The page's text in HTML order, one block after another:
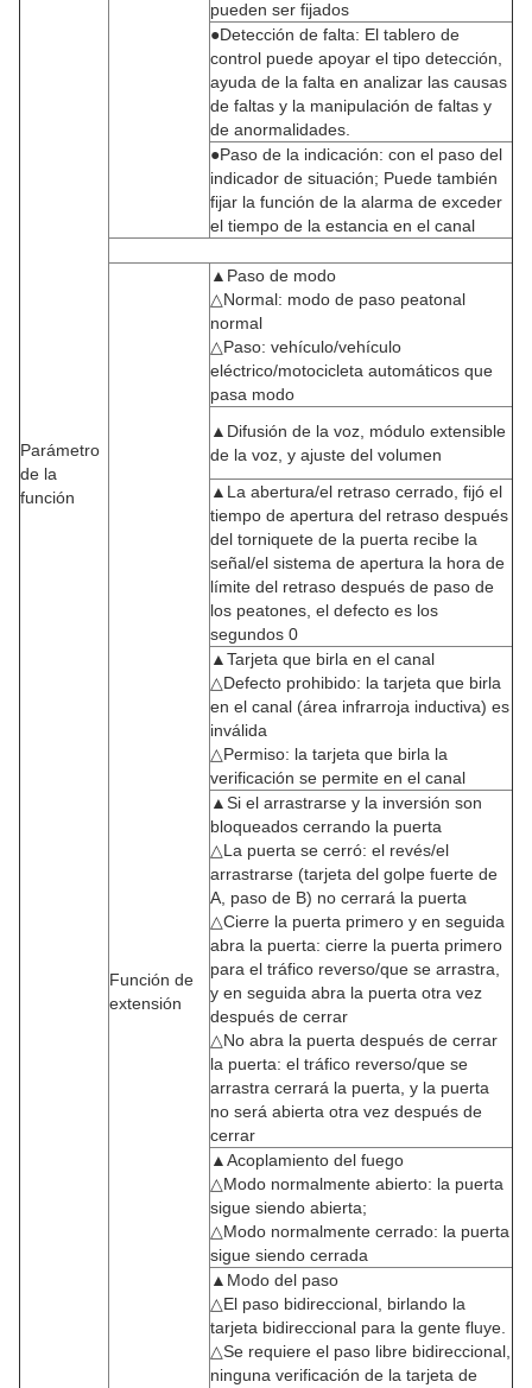
Parámetro
de la
función
pueden ser fijados
●Detección de falta: El tablero de
control puede apoyar el tipo detección,
ayuda de la falta en analizar las causas
de faltas y la manipulación de faltas y
de anormalidades.
●Paso de la indicación: con el paso del
indicador de situación; Puede también
fijar la función de la alarma de exceder
el tiempo de la estancia en el canal
Función de
extensión
▲Paso de modo
△Normal: modo de paso peatonal
normal
△Paso: vehículo/vehículo
eléctrico/motocicleta automáticos que
pasa modo
▲Difusión de la voz, módulo extensible
de la voz, y ajuste del volumen
▲La abertura/el retraso cerrado, fijó el
tiempo de apertura del retraso después
del torniquete de la puerta recibe la
señal/el sistema de apertura la hora de
límite del retraso después de paso de
los peatones, el defecto es los
segundos 0
▲Tarjeta que birla en el canal
△Defecto prohibido: la tarjeta que birla
en el canal (área infrarroja inductiva) es
inválida
△Permiso: la tarjeta que birla la
verificación se permite en el canal
▲Si el arrastrarse y la inversión son
bloqueados cerrando la puerta
△La puerta se cerró: el revés/el
arrastrarse (tarjeta del golpe fuerte de
A, paso de B) no cerrará la puerta
△Cierre la puerta primero y en seguida
abra la puerta: cierre la puerta primero
para el tráfico reverso/que se arrastra,
y en seguida abra la puerta otra vez
después de cerrar
△No abra la puerta después de cerrar
la puerta: el tráfico reverso/que se
arrastra cerrará la puerta, y la puerta
no será abierta otra vez después de
cerrar
▲Acoplamiento del fuego
△Modo normalmente abierto: la puerta
sigue siendo abierta;
△Modo normalmente cerrado: la puerta
sigue siendo cerrada
▲Modo del paso
△El paso bidireccional, birlando la
tarjeta bidireccional para la gente fluye.
△Se requiere el paso libre bidireccional,
ninguna verificación de la tarjeta de